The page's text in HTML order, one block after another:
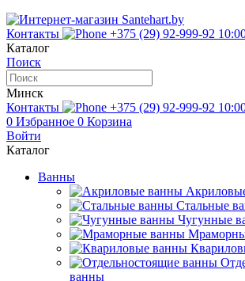
Контакты +375 (29) 92-999-92
Каталог
Поиск
Минск
Контакты
+375 (29) 92-999-92
0 Избранное 0 Корзина
Войти
Каталог
Ванны
Стальные
Чугунные
ванны